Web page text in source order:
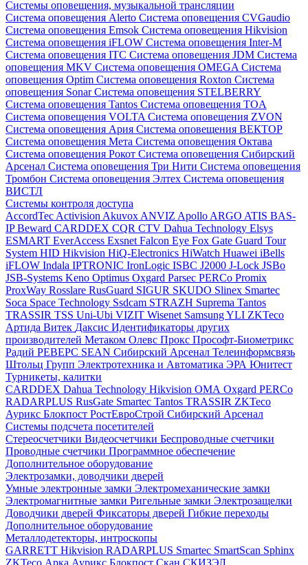
Системы оповещения, музыкальной трансляции
Система оповещения Alerto Система оповещения CVGaudio
Система оповещения Emsok Система оповещения Hikvision
Система оповещения iFLOW Система оповещения Inter-M
Система оповещения ITC Система оповещения JDM Система
оповещения MKV Система оповещения OMEGA Система
оповещения Optim Система оповещения Roxton Система
оповещения SonarСистема оповещения STELBERRY
Система оповещения Tantos Система оповещения TOA
Система оповещения VOLTA Система оповещения ZVON
Система оповещения Ария Система оповещения ВЕКТОР
Система оповещения Мета Система оповещения Октава
Система оповещения Рокот Система оповещения Сибирский
Арсенал Система оповещения Три Нити Система оповещения
Тромбон Система оповещения Элтех Система оповещения
ВИСТЛ
Системы контроля доступа
AccordTec Activision Akuvox ANVIZ Apollo ARGO ATIS BAS-
IPBeward CARDDEX CQR CTV Dahua Technology Elsys
ESMART EverAccess Exsnet Falcon Eye Fox Gate Guard Tour
System HID Hikvision HiQ-Electronics HiWatch Huawei iBells
iFLOW Indala IPTRONIC IronLogic ISBC J2000 J-Lock JSBo
JSB-Systems Keno Optimus Oxgard Parsec PERCo Promix
ProxWay Rosslare RusGuard SIGUR SKUDO Slinex Smartec
Soca Space Technology Ssdcam STRAZH Suprema Tantos
TRASSIR TSS Uni-Ubi VIZIT Wisenet SamsungYLI ZKTeco
Артида Витек Даксис Идентификаторы других
производителей Метаком Олевс Прокс Прософт-Биометрикс
Радий РЕВЕРС SEAN Сибирский Арсенал Телеинформсвязь
Штольц Групп Электротехника и Автоматика ЭРА Юнитест
Турникеты, калитки
CARDDEX Dahua Technology Hikvision ОМА Oxgard PERCo
RADARPLUS RusGate Smartec Tantos TRASSIR ZKTeco
Аурикс Блокпост РостЕвроСтрой Сибирский Арсенал
Системы подсчета посетителей
Стереосчетчики Видеосчетчики Беспроводные счетчики
Проводные счетчики Программное обеспечение
Дополнительное оборудование
Электрозамки, доводчики дверей
Умные электронные замки Электромеханические замки
Электромагнитные замки Ригельные замки Электрозащелки
Доводчики дверей Фиксаторы дверей Гибкие переходы
Дополнительное оборудование
Металлодетекторы, интроскопы
GARRETT Hikvision RADARPLUS Smartec SmartScan Sphinx
ZKTeco Арка Аурикс Блокпост Скан СКИЗЭЛ